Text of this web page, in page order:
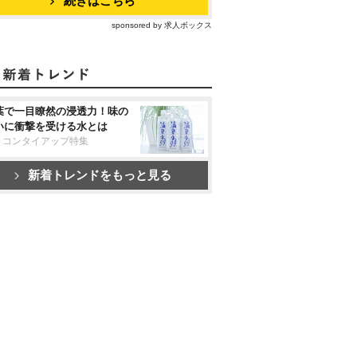
sponsored by 求人ボックス
で一目瞭然の浸透力！味の
に衝撃を受ける水とは
コンタイアップ特集
新着トレンドをもっと見る